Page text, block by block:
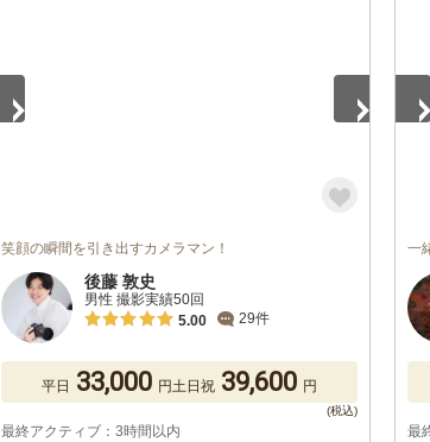
笑顔の瞬間を引き出すカメラマン！
後藤 敦史
男性 撮影実績50回
5.00
29件
平日 33,000 円土日祝 39,600 円
最終アクティブ：3時間以内
一
最